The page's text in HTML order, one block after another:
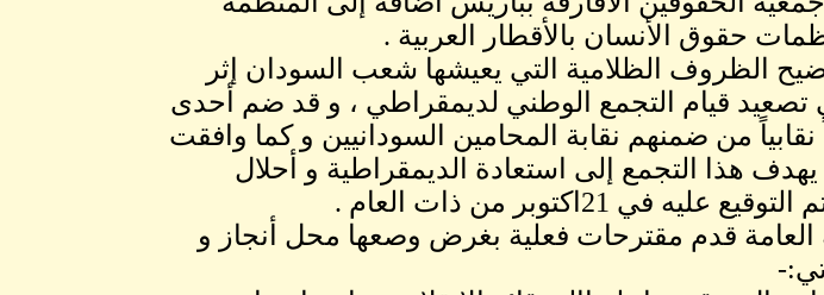
حقوق الأنسان بالأقطار العربية .
الظروف الظلامية التي يعيشها شعب السودان إثر
تصعيد قيام التجمع الوطني لديمقراطي ، و قد ضم أحدى
من ضمنهم نقابة المحامين السودانيين و كما وافقت
هذا التجمع إلى استعادة الديمقراطية و أحلال
21اكتوبر من ذات العام .
العامة قدم مقترحات فعلية بغرض وصعها محل أنجاز و